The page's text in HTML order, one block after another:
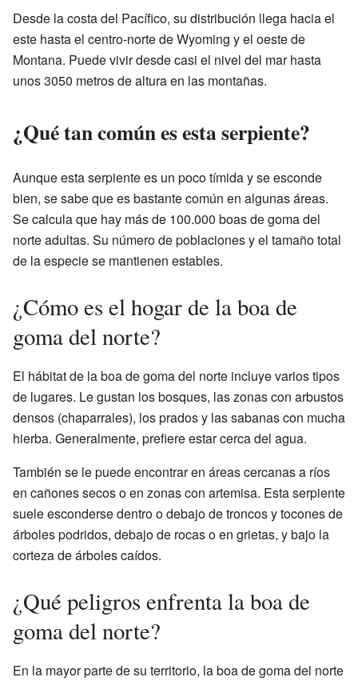
Desde la costa del Pacífico, su distribución llega hacia el
este hasta el centro-norte de Wyoming y el oeste de
Montana. Puede vivir desde casi el nivel del mar hasta
unos 3050 metros de altura en las montañas.
¿Qué tan común es esta serpiente?
Aunque esta serpiente es un poco tímida y se esconde
bien, se sabe que es bastante común en algunas áreas.
Se calcula que hay más de 100.000 boas de goma del
norte adultas. Su número de poblaciones y el tamaño total
de la especie se mantienen estables.
¿Cómo es el hogar de la boa de
goma del norte?
El hábitat de la boa de goma del norte incluye varios tipos
de lugares. Le gustan los bosques, las zonas con arbustos
densos (chaparrales), los prados y las sabanas con mucha
hierba. Generalmente, prefiere estar cerca del agua.
También se le puede encontrar en áreas cercanas a ríos
en cañones secos o en zonas con artemisa. Esta serpiente
suele esconderse dentro o debajo de troncos y tocones de
árboles podridos, debajo de rocas o en grietas, y bajo la
corteza de árboles caídos.
¿Qué peligros enfrenta la boa de
goma del norte?
En la mayor parte de su territorio, la boa de goma del norte